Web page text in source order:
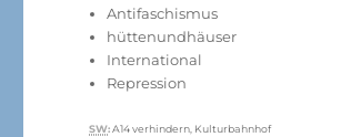
Kategorien
Antifaschismus
hüttenundhäuser
International
Repression
Schlagwörter
SW:A14 verhindern Kulturbahnhof